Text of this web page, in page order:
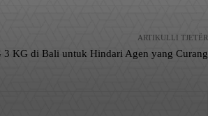
ARTIKULLI TJETËR
KG di Bali untuk Hindari Agen yang Curang